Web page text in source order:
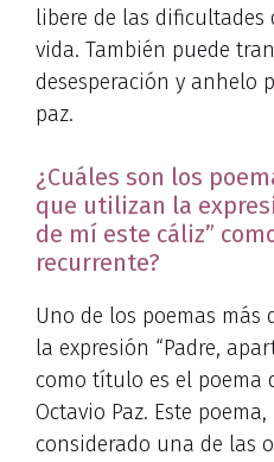
libere de las dificultades
vida. También puede
desesperación y anhelo
paz.
¿Cuáles son los
que utilizan la
de mí este cáliz”
recurrente?
Uno de los poemas más
la expresión “Padre,
como título es el poema
Octavio Paz. Este poema,
considerado una de las